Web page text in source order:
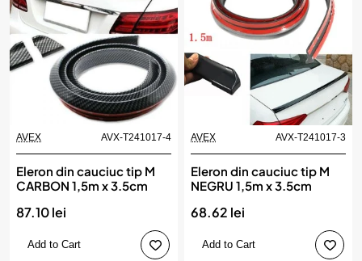
AVEX AVX-T241017-4
Eleron din cauciuc tip M
CARBON 1,5m x 3.5cm
87.10 lei
Add to Cart
AVEX AVX-T241017-3
Eleron din cauciuc tip M
NEGRU 1,5m x 3.5cm
68.62 lei
Add to Cart